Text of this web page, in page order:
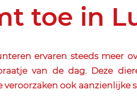
toe in
ervaren steeds meer
van de dag. Deze
veroorzaken ook aanzienlijke